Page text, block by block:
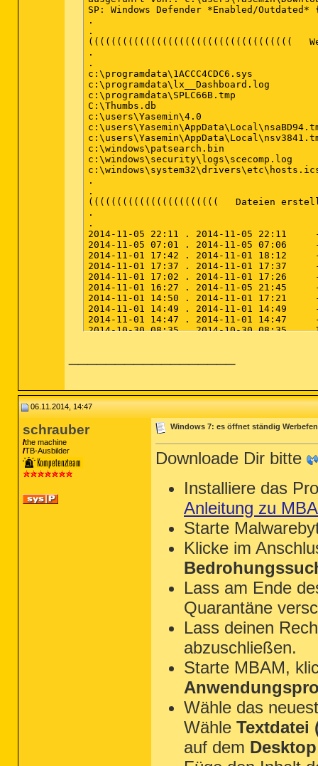
06.11.2014, 14:47
schrauber
the machine
TB-Ausbilder
Windows 7: es öffnet ständig
Downloade Dir bitte
Installiere das
Anleitung zu
Starte
Klicke im
Lass am Ende
Quarantäne
Lass deinen
abzuschließen.
Starte MBAM,
Wähle das
Wähle Textdatei
auf dem Desktop